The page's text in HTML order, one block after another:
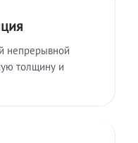
непрерывной
толщину и